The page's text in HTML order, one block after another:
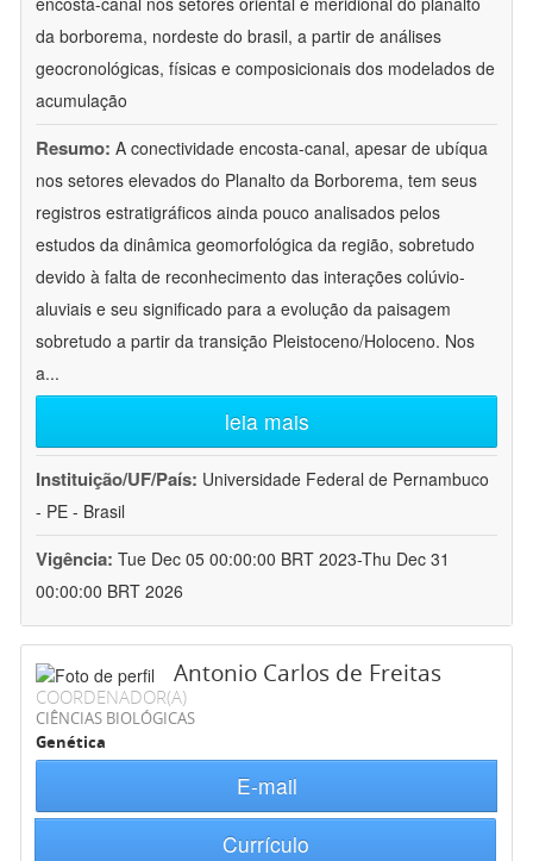
da borborema, nordeste do brasil, a partir de análises
geocronológicas, físicas e composicionais dos modelados de
acumulação
Resumo: A conectividade encosta-canal, apesar de ubíqua
nos setores elevados do Planalto da Borborema, tem seus
registros estratigráficos ainda pouco analisados pelos
estudos da dinâmica geomorfológica da região, sobretudo
devido à falta de reconhecimento das interações colúvio-
aluviais e seu significado para a evolução da paisagem
sobretudo a partir da transição Pleistoceno/Holoceno. Nos
a...
leia mais
Instituição/UF/País: Universidade Federal de Pernambuco
- PE - Brasil
Vigência: Tue Dec 05 00:00:00 BRT 2023-Thu Dec 31
00:00:00 BRT 2026
Antonio Carlos de Freitas
COORDENADOR(A)
CIÊNCIAS BIOLÓGICAS
Genética
E-mail
Currículo